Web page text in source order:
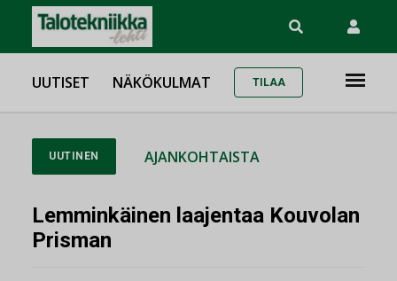
UUTISET NÄKÖKULMAT TILAA
UUTINEN AJANKOHTAISTA
Lemminkäinen laajentaa Kouvolan
Prisman